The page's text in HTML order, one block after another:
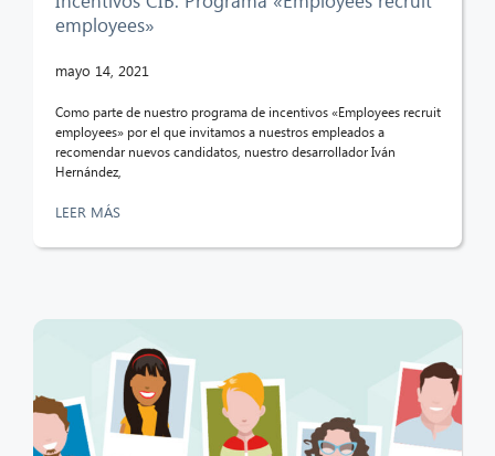
employees»
mayo 14, 2021
Como parte de nuestro programa de incentivos «Employees recruit
employees» por el que invitamos a nuestros empleados a
recomendar nuevos candidatos, nuestro desarrollador Iván
Hernández,
LEER MÁS